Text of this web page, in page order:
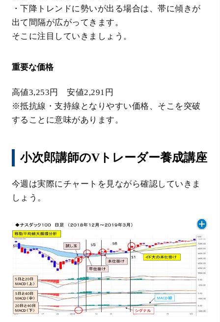
・下降トレンドに勢いが出る場合は、帯に傾きが
出て間隔が広がってきます。
そこに注目していきましょう。
重要な価格
高値3,253円 安値2,291円
※抵抗線・支持線となりやすい価格、そこを突破
することに意味があります。
小次郎講師のVトレーダー養成講座
今週は実際にチャートを見ながら確認していきま
しょう。